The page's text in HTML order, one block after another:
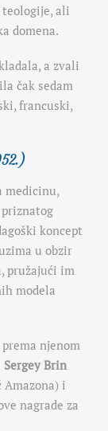
ali
domena.
a zvali
čak sedam
francuski,
medicinu,
koncept
u obzir
pružajući im
modela
njenom
Sergey Brin
i
nagrade za